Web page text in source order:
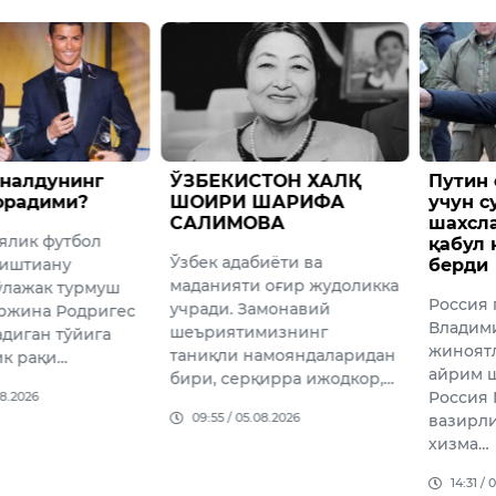
ХАЛҚ
ва
жудоликка
Путин оғир жиноятлар
учун судланган айрим
шахсларни армияга
берди
Россия президенти
Владимир Путин оғир
жиноятлар учун судланган
айрим шахсларнинг
вазирлиги билан ҳарбий
14:49 /